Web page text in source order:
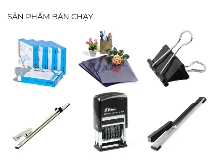
SẢN PHẨM BÁN CHẠY
Kim bấm
Kwtrio 23/15
Bìa kiếng A4
dày
Kẹp 51mm
Bấm kim
Kanex 45L – 25
tờ
Đóng dấu
Shiny 6 số S409
Bấm kim
Kwtrio 5900 –
25 tờ